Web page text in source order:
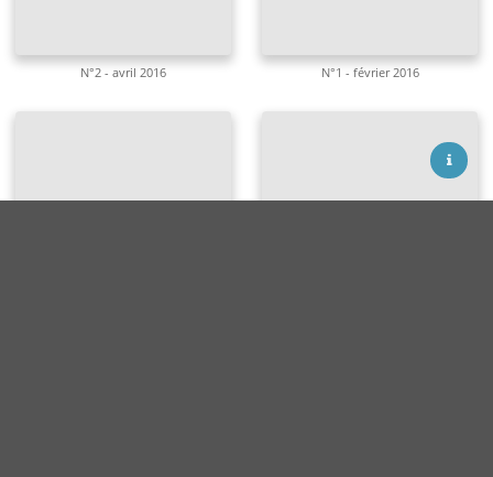
N°2 - avril 2016 N°1 - février 2016